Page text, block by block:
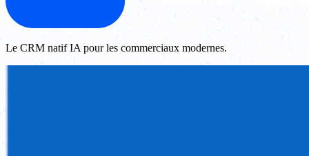
Le CRM natif IA pour les commerciaux modernes.